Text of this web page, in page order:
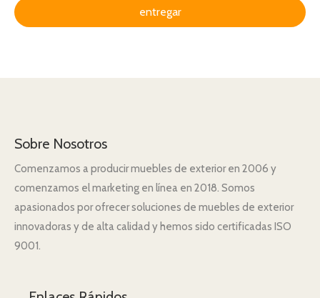
entregar
Sobre Nosotros
Comenzamos a producir muebles de exterior en 2006 y
comenzamos el marketing en línea en 2018. Somos
apasionados por ofrecer soluciones de muebles de exterior
innovadoras y de alta calidad y hemos sido certificadas ISO
9001.